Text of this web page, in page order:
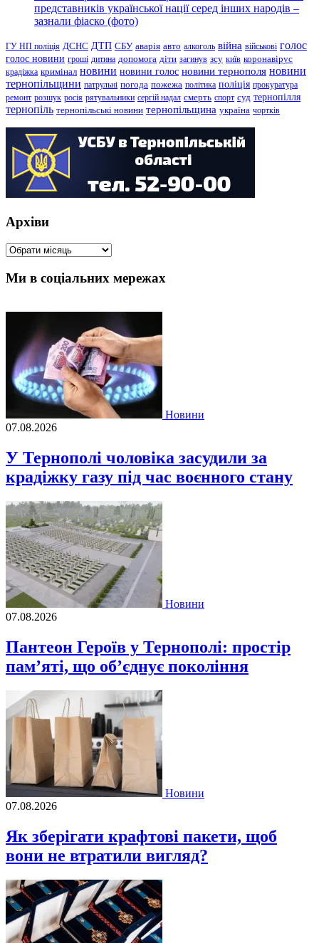
представників української нації серед інших народів –
зазнали фіаско (фото)
ГУ НП поліція ДСНС ДТП СБУ аварія авто алкоголь війна військові голос
голос новини гроші дитина допомога діти загинув зсу київ коронавірус
крадіжка кримінал новини новини голос новини тернополя новини
тернопільщини патрульні погода пожежа політика поліція прокуратура
ремонт розшук росія рятувальники сергій надал смерть спорт суд тернопілля
тернопіль тернопільські новини тернопільщина україна чортків
Архіви
Архіви
Ми в соціальних мережах
Новини
07.08.2026
У Тернополі чоловіка засудили за
крадіжку газу під час воєнного стану
Новини
07.08.2026
Пантеон Героїв у Тернополі: простір
пам’яті, що об’єднує покоління
Новини
07.08.2026
Як зберігати крафтові пакети, щоб
вони не втратили вигляд?